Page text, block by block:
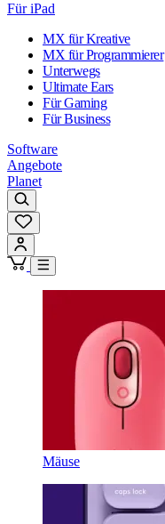
Für iPad
MX für Kreative
MX für Programmierer
Unterwegs
Ultimate Ears
Für Gaming
Für Business
Software
Angebote
Planet
Mäuse